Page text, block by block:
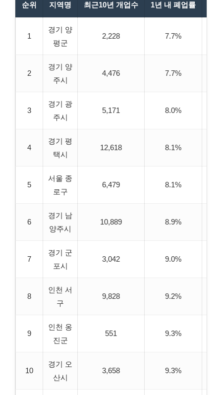
순위 지역명 최근10년 개업수 1년 내 폐업률
1
경기 양
평군
2,228 7.7%
2
경기 양
주시
4,476 7.7%
3
경기 광
주시
5,171 8.0%
4
경기 평
택시
12,618 8.1%
5
서울 종
로구
6,479 8.1%
6
경기 남
양주시
10,889 8.9%
7
경기 군
포시
3,042 9.0%
8
인천 서
구
9,828 9.2%
9
인천 옹
진군
551 9.3%
10
경기 오
산시
3,658 9.3%